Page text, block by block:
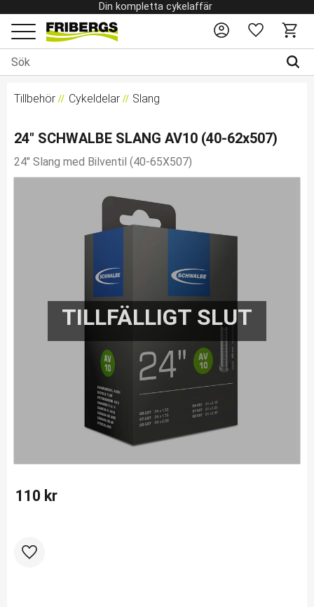
Meny
Din kompletta cykelaffär
Favoriter
Tillbehör Cykeldelar Slang
24" SCHWALBE SLANG AV10 (40-62x507)
24" Slang med Bilventil (40-65X507)
110 kr
Lägg till i favoriter